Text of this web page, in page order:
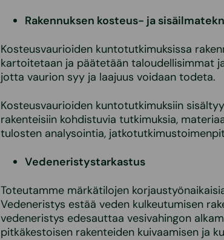
Rakennuksen kosteus- ja
Kosteusvaurioiden kuntotutkimuksissa
kartoitetaan ja päätetään taloudellisimmat
jotta vaurion syy ja laajuus voidaan todeta.
Kosteusvaurioiden kuntotutkimuksiin
rakenteisiin kohdistuvia tutkimuksia,
tulosten analysointia,
Vedeneristystarkastus
Toteutamme märkätilojen
Vedeneristys estää veden kulkeutumisen
vedeneristys edesauttaa vesivahingon
pitkäkestoisen rakenteiden kuivaamisen ja